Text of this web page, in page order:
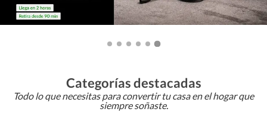
Categorías destacadas
Todo lo que necesitas para convertir tu casa en el hogar que
siempre soñaste.